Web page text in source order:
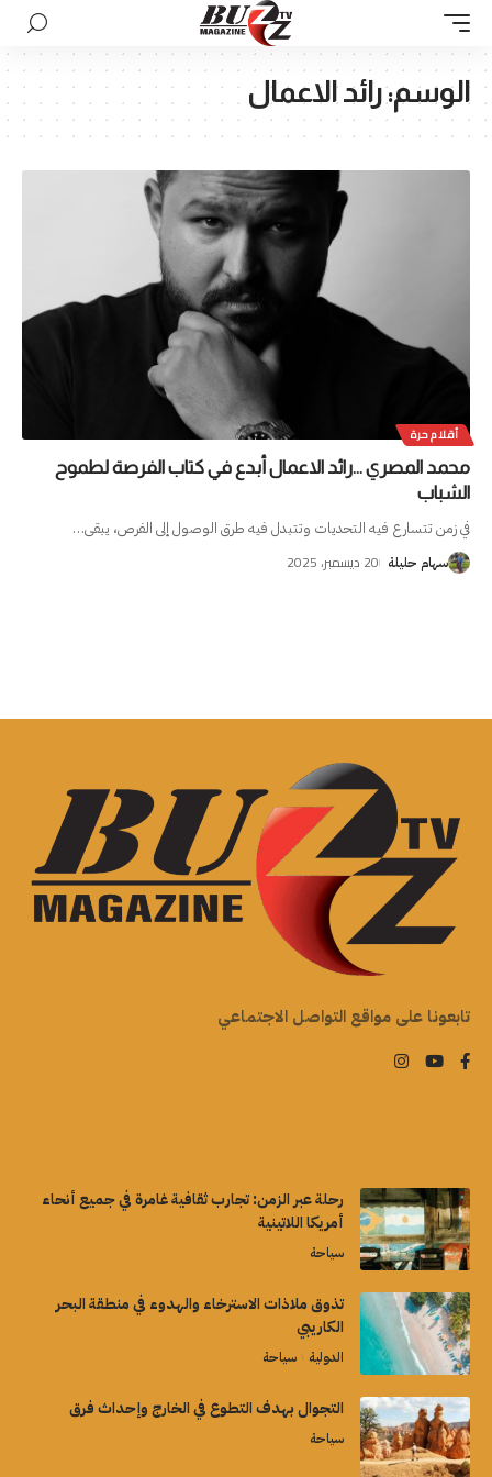
الوسم:رائد الاعمال
أقلام حرة
محمد المصري …رائد الاعمال أبدع في كتاب الفرصة لطموح
الشباب
في زمن تتسارع فيه التحديات وتتبدل فيه طرق الوصول إلى الفرص، يبقى…
سهام حليلة 20 ديسمبر، 2025
تابعونا على مواقع التواصل الاجتماعي
رحلة عبر الزمن: تجارب ثقافية غامرة في جميع أنحاء
أمريكا اللاتينية
سياحة
تذوق ملاذات الاسترخاء والهدوء في منطقة البحر
الكاريبي
الدولية سياحة
التجوال بهدف التطوع في الخارج وإحداث فرق
سياحة